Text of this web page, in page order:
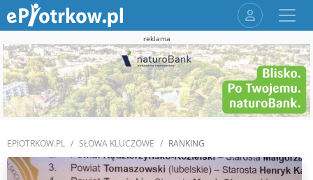
reklama
EPIOTRKOW.PL SŁOWA KLUCZOWE RANKING